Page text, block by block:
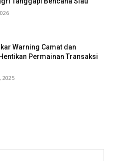
Warning Camat dan
Permainan Transaksi
2025